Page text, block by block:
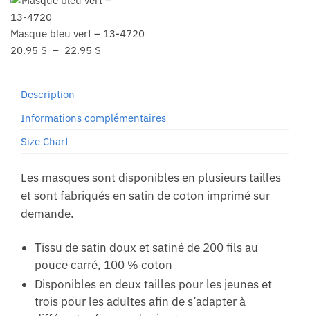
13-
4720
Masque bleu vert – 13-4720
20.95 $ – 22.95 $
à
Description
Informations complémentaires
Size Chart
Les masques sont disponibles en plusieurs tailles
et sont fabriqués en satin de coton imprimé sur
demande.
Tissu de satin doux et satiné de 200 fils au
pouce carré, 100 % coton
Disponibles en deux tailles pour les jeunes et
trois pour les adultes afin de s’adapter à